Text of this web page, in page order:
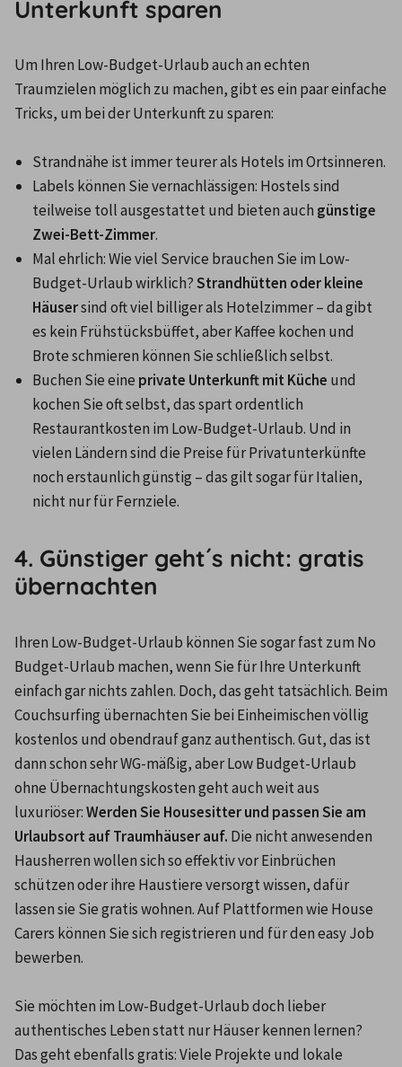
Unterkunft sparen
Um Ihren Low-Budget-Urlaub auch an echten
Traumzielen möglich zu machen, gibt es ein paar einfache
Tricks, um bei der Unterkunft zu sparen:
Strandnähe ist immer teurer als Hotels im Ortsinneren.
Labels können Sie vernachlässigen: Hostels sind
teilweise toll ausgestattet und bieten auch günstige
Zwei-Bett-Zimmer.
Mal ehrlich: Wie viel Service brauchen Sie im Low-
Budget-Urlaub wirklich? Strandhütten oder kleine
Häuser sind oft viel billiger als Hotelzimmer – da gibt
es kein Frühstücksbüffet, aber Kaffee kochen und
Brote schmieren können Sie schließlich selbst.
Buchen Sie eine private Unterkunft mit Küche und
kochen Sie oft selbst, das spart ordentlich
Restaurantkosten im Low-Budget-Urlaub. Und in
vielen Ländern sind die Preise für Privatunterkünfte
noch erstaunlich günstig – das gilt sogar für Italien,
nicht nur für Fernziele.
4. Günstiger geht´s nicht: gratis
übernachten
Ihren Low-Budget-Urlaub können Sie sogar fast zum No
Budget-Urlaub machen, wenn Sie für Ihre Unterkunft
einfach gar nichts zahlen. Doch, das geht tatsächlich. Beim
Couchsurfing übernachten Sie bei Einheimischen völlig
kostenlos und obendrauf ganz authentisch. Gut, das ist
dann schon sehr WG-mäßig, aber Low Budget-Urlaub
ohne Übernachtungskosten geht auch weit aus
luxuriöser: Werden Sie Housesitter und passen Sie am
Urlaubsort auf Traumhäuser auf. Die nicht anwesenden
Hausherren wollen sich so effektiv vor Einbrüchen
schützen oder ihre Haustiere versorgt wissen, dafür
lassen sie Sie gratis wohnen. Auf Plattformen wie House
Carers können Sie sich registrieren und für den easy Job
bewerben.
Sie möchten im Low-Budget-Urlaub doch lieber
authentisches Leben statt nur Häuser kennen lernen?
Das geht ebenfalls gratis: Viele Projekte und lokale